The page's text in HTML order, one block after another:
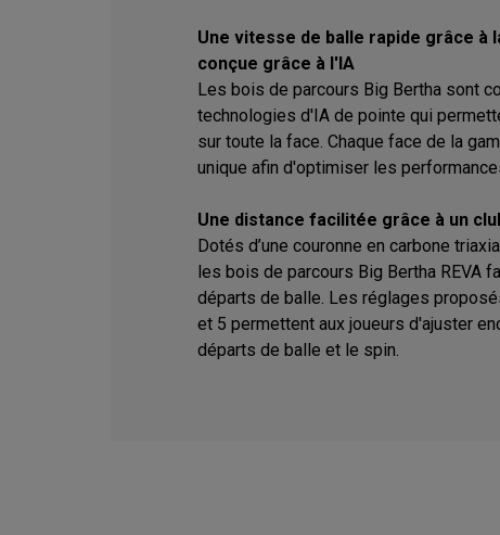
Une vitesse de balle rapide grâce
conçue grâce à l'IA
Les bois de parcours Big Bertha sont
technologies d'IA de pointe qui
sur toute la face. Chaque face de la
unique afin d'optimiser les
Une distance facilitée grâce à un
Dotés d’une couronne en carbone
les bois de parcours Big Bertha REVA
départs de balle. Les réglages
et 5 permettent aux joueurs d'ajuster
départs de balle et le spin.